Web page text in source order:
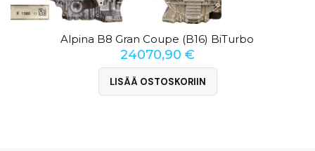
Alpina B8 Gran Coupe (B16) BiTurbo
24070,90 €
LISÄÄ OSTOSKORIIN